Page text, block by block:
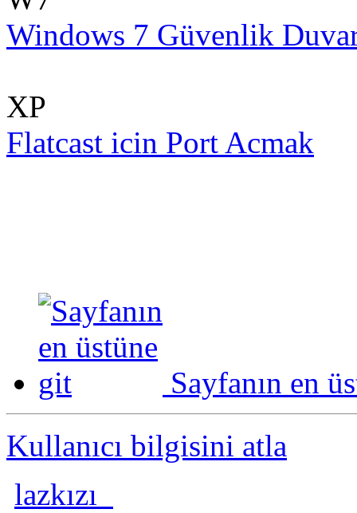
Windows 7 Güvenlik
XP
Flatcast icin Port Acmak
Sayfanın en
Kullanıcı bilgisini atla
lazkızı_